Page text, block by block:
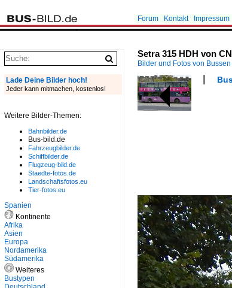
Forum Kontakt Impressum
Setra 315 HDH von
Bilder und Fotos von Bussen
Lade Deine Bilder hoch!
Jeder kann mitmachen, kostenlos!
Weitere Bilder-Themen:
Bahnbilder.de
Bus-bild.de
Fahrzeugbilder.de
Schiffbilder.de
Flugzeug-bild.de
Staedte-fotos.de
Landschaftsfotos.eu
Tier-fotos.eu
Spanien
Kontinente
Afrika
Asien
Europa
Nordamerika
Südamerika
Weiteres
Bustypen